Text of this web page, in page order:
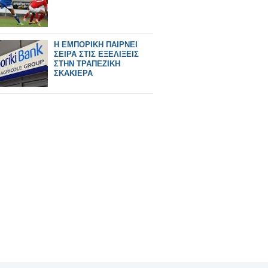
Η ΕΜΠΟΡΙΚΗ ΠΑΙΡΝΕΙ
ΣΕΙΡΑ ΣΤΙΣ ΕΞΕΛΙΞΕΙΣ
ΣΤΗΝ ΤΡΑΠΕΖΙΚΗ
ΣΚΑΚΙΕΡΑ